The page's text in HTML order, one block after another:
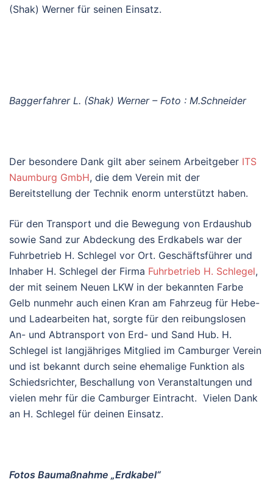
(Shak) Werner für seinen Einsatz.
Baggerfahrer L. (Shak) Werner – Foto : M.Schneider
Der besondere Dank gilt aber seinem Arbeitgeber ITS
Naumburg GmbH, die dem Verein mit der
Bereitstellung der Technik enorm unterstützt haben.
Für den Transport und die Bewegung von Erdaushub
sowie Sand zur Abdeckung des Erdkabels war der
Fuhrbetrieb H. Schlegel vor Ort. Geschäftsführer und
Inhaber H. Schlegel der Firma Fuhrbetrieb H. Schlegel,
der mit seinem Neuen LKW in der bekannten Farbe
Gelb nunmehr auch einen Kran am Fahrzeug für Hebe-
und Ladearbeiten hat, sorgte für den reibungslosen
An- und Abtransport von Erd- und Sand Hub. H.
Schlegel ist langjähriges Mitglied im Camburger Verein
und ist bekannt durch seine ehemalige Funktion als
Schiedsrichter, Beschallung von Veranstaltungen und
vielen mehr für die Camburger Eintracht. Vielen Dank
an H. Schlegel für deinen Einsatz.
Fotos Baumaßnahme „Erdkabel“